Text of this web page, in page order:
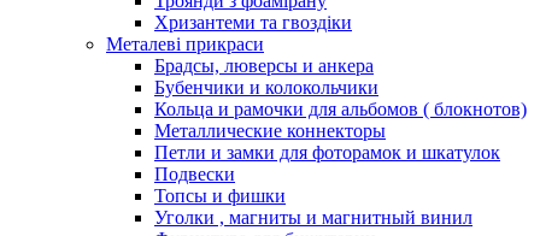
Хризантеми та гвоздіки
Металеві прикраси
Брадсы, люверсы и анкера
Бубенчики и колокольчики
Кольца и рамочки для альбомов ( блокнотов)
Металлические коннекторы
Петли и замки для фоторамок и шкатулок
Подвески
Топсы и фишки
Уголки , магниты и магнитный винил